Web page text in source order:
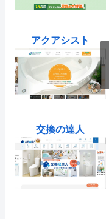
アクアシスト
交換の達人